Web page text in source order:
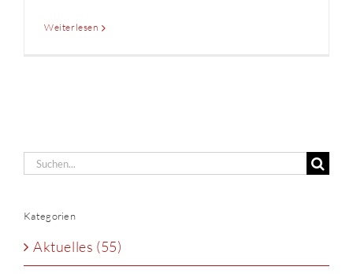
Weiterlesen
Suche
Kategorien
Aktuelles (55)